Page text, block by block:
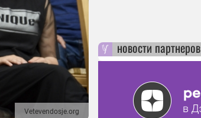
Vetevendosje.org
новости партнеров